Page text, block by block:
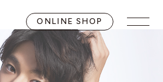
ONLINE SHOP